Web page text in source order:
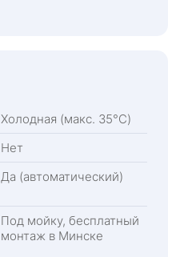
Холодная (макс. 35°C)
Нет
Да (автоматический)
Под мойку, бесплатный
монтаж в Минске